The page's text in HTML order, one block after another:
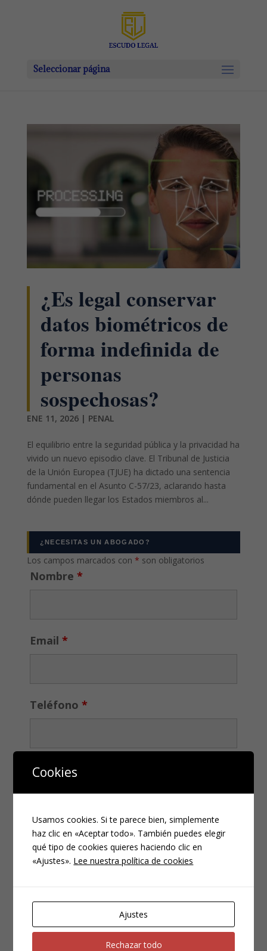
Seleccionar página
¿Es legal conservar
datos biométricos de
forma indefinida de
personas
sospechosas?
ENE 11, 2026| PENAL
El equilibrio entre la seguridad pública y la privacidad ha
vivido un nuevo episodio clave. El Tribunal de Justicia
de la Unión Europea (TJUE) ha dictado una sentencia
fundamental en el Asunto C-57/23, aclarando hasta
dónde pueden llegar los Estados miembros al...
¿NECESITAS UN ABOGADO?
Los campos marcados con * son obligatorios
Nombre *
Email *
Teléfono *
CATEGORÍAS
Compliance
Penal
Uncategorized
Cookies
Usamos cookies. Si te parece bien, simplemente
haz clic en «Aceptar todo». También puedes elegir
qué tipo de cookies quieres haciendo clic en
«Ajustes». Lee nuestra política de cookies
Ajustes
Rechazar todo